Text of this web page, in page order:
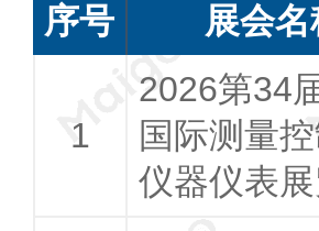
序号 展会名
2026第34
国际测量
仪器仪表